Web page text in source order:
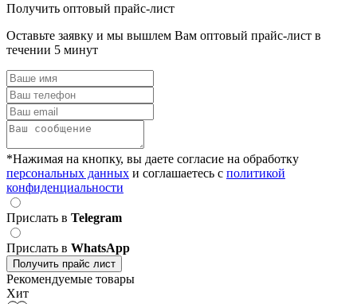
Получить оптовый прайс-лист
Оставьте заявку и мы вышлем Вам оптовый прайс-лист в
течении 5 минут
*Нажимая на кнопку, вы даете согласие на обработку
персональных данных и соглашаетесь c политикой
конфиденциальности
Прислать в Telegram
Прислать в WhatsApp
Получить прайс лист
Рекомендуемые товары
Хит